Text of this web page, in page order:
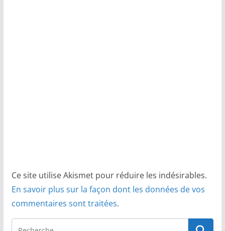
Ce site utilise Akismet pour réduire les indésirables.
En savoir plus sur la façon dont les données de vos
commentaires sont traitées.